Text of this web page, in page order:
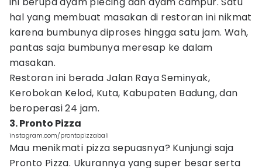
hal yang membuat masakan di restoran ini nikmat
karena bumbunya diproses hingga satu jam. Wah,
pantas saja bumbunya meresap ke dalam
masakan.
Restoran ini berada Jalan Raya Seminyak,
Kerobokan Kelod, Kuta, Kabupaten Badung, dan
beroperasi 24 jam.
3. Pronto Pizza
instagram.com/prontopizzabali
Mau menikmati pizza sepuasnya? Kunjungi saja
Pronto Pizza. Ukurannya yang super besar serta